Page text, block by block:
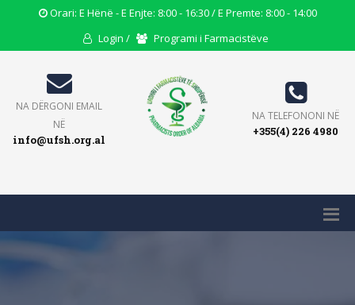
Opening
Orari: E Hënë - E Enjte: 8:00 - 16:30 / E Premte: 8:00 - 14:00
User
Login /
Users
Programi i Farmacistëve
Email
NA DËRGONI EMAIL
NË
info@ufsh.org.al
Phone
Icon
NA TELEFONONI NË
+355(4) 226 4980